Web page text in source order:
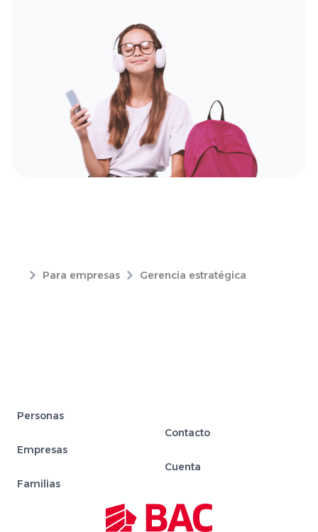
Para empresas Gerencia estratégica
Personas
Empresas
Familias
Contacto
Cuenta